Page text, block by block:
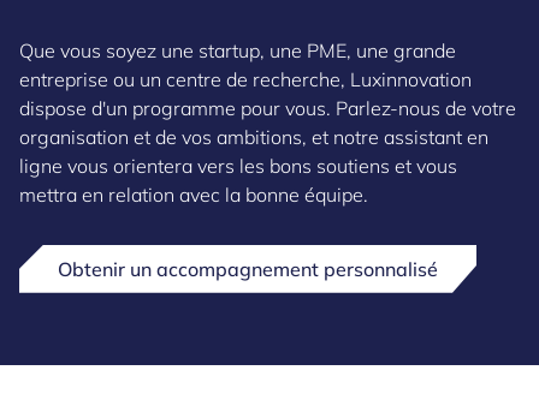
Que vous soyez une startup, une PME, une grande
entreprise ou un centre de recherche, Luxinnovation
dispose d'un programme pour vous. Parlez-nous de votre
organisation et de vos ambitions, et notre assistant en
ligne vous orientera vers les bons soutiens et vous
mettra en relation avec la bonne équipe.
Obtenir un accompagnement personnalisé